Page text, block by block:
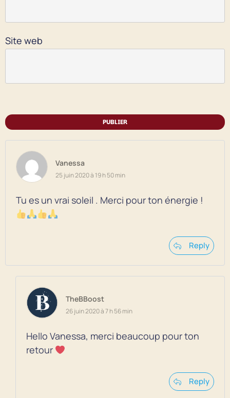
Site web
PUBLIER
Vanessa
25 juin 2020 à 19 h 50 min
Tu es un vrai soleil . Merci pour ton énergie !
Reply
TheBBoost
26 juin 2020 à 7 h 56 min
Hello Vanessa, merci beaucoup pour ton
retour
Reply